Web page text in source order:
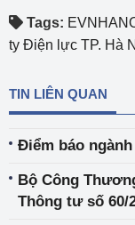
Tags:
ty Điện lực TP. Hà
TIN LIÊN QUAN
Điểm báo
Bộ Công
Thông tư số 60/